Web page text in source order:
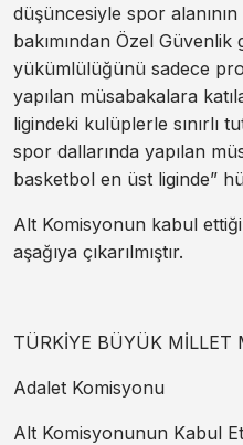
düşüncesiyle spor
bakımından Özel
yükümlülüğünü sadece
yapılan müsabakalara
ligindeki kulüplerle sınırlı
spor dallarında yapılan
basketbol en üst liginde”
Alt Komisyonun kabul ettiği
aşağıya çıkarılmıştır.
TÜRKİYE BÜYÜK MİLLET
Adalet Komisyonu
Alt Komisyonunun Kabul